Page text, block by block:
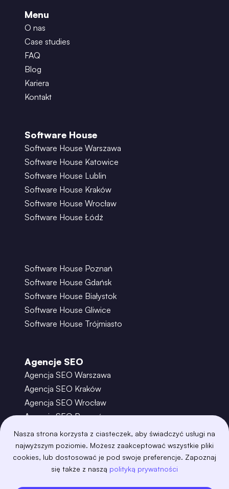
Nasza strona korzysta z ciasteczek, aby świadczyć usługi na
najwyższym poziomie. Możesz zaakceptować wszystkie pliki
cookies, lub dostosować je pod swoje preferencje. Zapoznaj
się także z naszą polityką prywatności
Menu
O nas
Case studies
FAQ
Blog
Kariera
Kontakt
Software House
Software House Warszawa
Software House Katowice
Software House Lublin
Software House Kraków
Software House Wrocław
Software House Łódź
Software House Poznań
Software House Gdańsk
Software House Białystok
Software House Gliwice
Software House Trójmiasto
Agencje SEO
Agencja SEO Warszawa
Agencja SEO Kraków
Agencja SEO Wrocław
Agencja SEO Poznań
Agencja SEO Gdańsk
Agencja SEO Toruń